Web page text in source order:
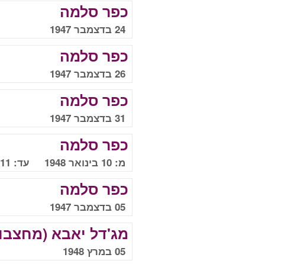
כפר סלמה
24 בדצמבר 1947
כפר סלמה
26 בדצמבר 1947
כפר סלמה
31 בדצמבר 1947
כפר סלמה
מ: 10 בינואר 1948 עד: 11 בינואר 1948
כפר סלמה
05 בדצמבר 1947
מג'דל יאבא
05 במרץ 1948